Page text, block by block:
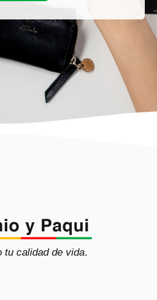
tu calidad de vida.